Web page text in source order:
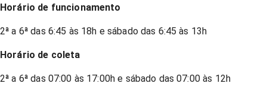
Horário de funcionamento
2ª a 6ª das 6:45 às 18h e sábado das 6:45 às 13h
Horário de coleta
2ª a 6ª das 07:00 às 17:00h e sábado das 07:00 às 12h